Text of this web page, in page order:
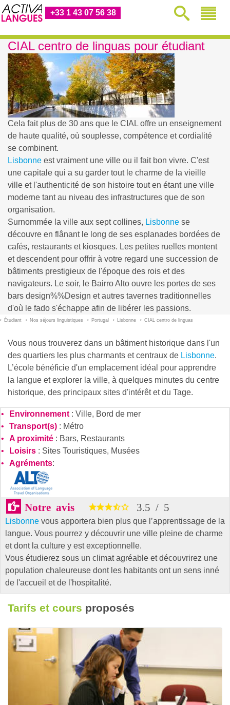
+33 1 43 07 56 38
CIAL centro de linguas pour étudiant
Cela fait plus de 30 ans que le CIAL offre un enseignement
de haute qualité, où souplesse, compétence et cordialité
se combinent.
Lisbonne est vraiment une ville ou il fait bon vivre. C'est
une capitale qui a su garder tout le charme de la vieille
ville et l'authenticité de son histoire tout en étant une ville
moderne tant au niveau des infrastructures que de son
organisation.
Surnommée la ville aux sept collines, Lisbonne se
découvre en flânant le long de ses esplanades bordées de
cafés, restaurants et kiosques. Les petites ruelles montent
et descendent pour offrir à votre regard une succession de
bâtiments prestigieux de l'époque des rois et des
navigateurs. Le soir, le Bairro Alto ouvre les portes de ses
bars design%%Design et autres tavernes traditionnelles
d'où le fado s'échappe afin de libérer les passions.
Étudiant Nos séjours linguistiques Portugal Lisbonne CIAL centro de linguas
Vous nous trouverez dans un bâtiment historique dans l'un
des quartiers les plus charmants et centraux de Lisbonne.
L’école bénéficie d'un emplacement idéal pour apprendre
la langue et explorer la ville, à quelques minutes du centre
historique, des principaux sites d'intérêt et du Tage.
Environnement: Ville, Bord de mer
Transport(s): Métro
A proximité: Bars, Restaurants
Loisirs: Sites Touristiques, Musées
Agréments:
Notre avis 3.5 / 5
Lisbonnevous apportera bien plus que l’apprentissage de la
langue. Vous pourrez y découvrir une ville pleine de charme
et dont la culture y est exceptionnelle.
Vous étudierez sous un climat agréable et découvrirez une
population chaleureuse dont les habitants ont un sens inné
de l'accueil et de l'hospitalité.
Tarifs et cours proposés